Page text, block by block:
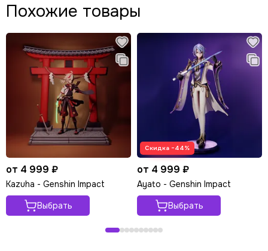
Похожие товары
от 4 999 ₽
Kazuha - Genshin Impact
Выбрать
Скидка −44%
от 4 999 ₽
Ayato - Genshin Impact
Выбрать